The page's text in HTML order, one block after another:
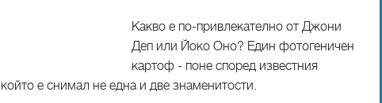
Какво е по-привлекателно от Джони
Деп или Йоко Оно? Един фотогеничен
картоф - поне според известния
е снимал не една и две знаменитости.